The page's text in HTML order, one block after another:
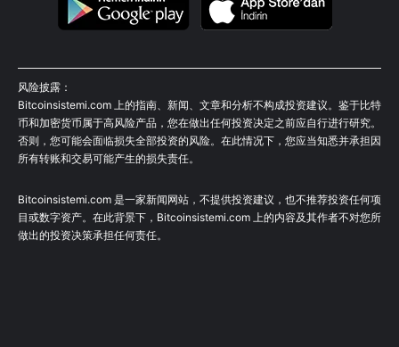
风险披露：
Bitcoinsistemi.com 上的指南、新闻、文章和分析不构成投资建议。鉴于比特
币和加密货币属于高风险产品，您在做出任何投资决定之前应自行进行研究。
否则，您可能会面临损失全部投资的风险。在此情况下，您应当知悉并承担因
所有转账和交易可能产生的损失责任。
Bitcoinsistemi.com 是一家新闻网站，不提供投资建议，也不推荐投资任何项
目或数字资产。在此背景下，Bitcoinsistemi.com 上的内容及其作者不对您所
做出的投资决策承担任何责任。